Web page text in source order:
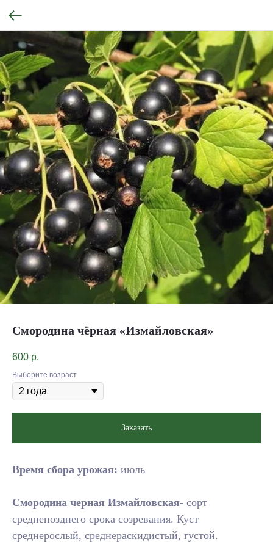
Смородина чёрная «Измайловская»
600 р.
Выберите возраст
Заказать
Время сбора урожая: июль
Смородина черная Измайловская- сорт
среднепозднего срока созревания. Куст
среднерослый, среднераскидистый, густой.